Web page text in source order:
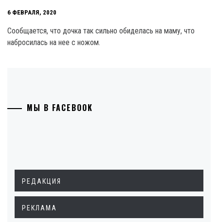
6 ФЕВРАЛЯ, 2020
Сообщается, что дочка так сильно обиделась на маму, что
набросилась на нее с ножом.
МЫ В FACEBOOK
РЕДАКЦИЯ
РЕКЛАМА